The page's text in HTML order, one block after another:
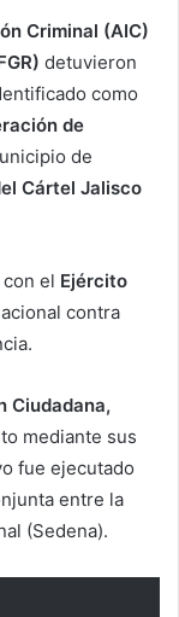
Criminal (AIC)
detuvieron
como
de
de
Cártel Jalisco
el Ejército
contra
Ciudadana,
mediante sus
fue ejecutado
entre la
(Sedena).